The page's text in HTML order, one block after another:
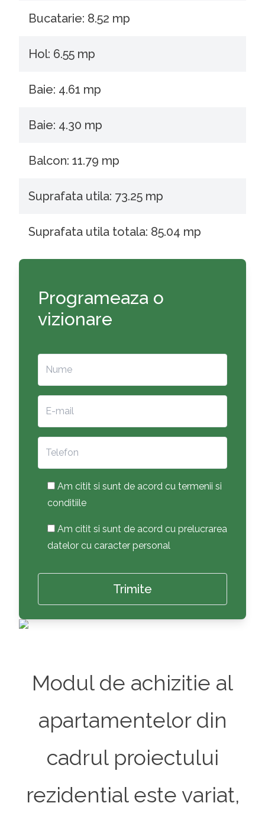
Bucatarie: 8.52 mp
Hol: 6.55 mp
Baie: 4.61 mp
Baie: 4.30 mp
Balcon: 11.79 mp
Suprafata utila: 73.25 mp
Suprafata utila totala: 85.04 mp
Programeaza o
vizionare
Am citit si sunt de acord cu termenii si
conditiile
Am citit si sunt de acord cu prelucrarea
datelor cu caracter personal
Modul de achizitie al
apartamentelor din
cadrul proiectului
rezidential este variat,